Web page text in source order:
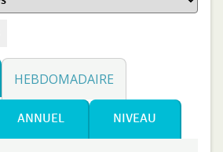
HEBDOMADAIRE
ANNUEL NIVEAU